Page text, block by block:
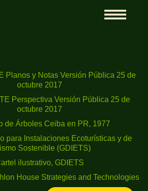
Planos y Notas Versión Pública 25 de
octubre 2017
Perspectiva Versión Pública 25 de
octubre 2017
de Árboles Ceiba en PR, 1977
para Instalaciones Ecoturísticas y de
Sostenible (GDIETS)
ilustrativo, GDIETS
House Strategies and Technologies